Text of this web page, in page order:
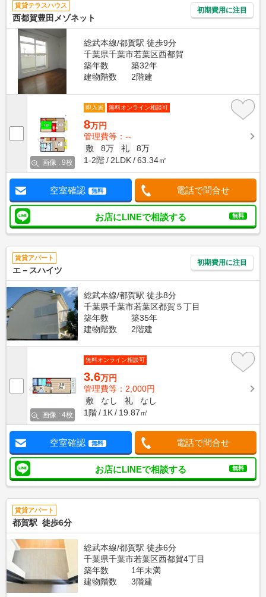
賃貸テラスハウス
西都賀豊田メゾネット
初期費用に注目
総武本線/都賀駅 徒歩9分
千葉県千葉市若葉区西都賀
築年数
築32年
建物階数
2階建
画像 : 9枚
即入居 無料オンライン相談可
8万円
管理費等：--
敷
8万 礼
8万
1-2階
2LDK 63.34㎡
空室確認 無料 電話で問合せ
お店にLINEで相談する 無料
賃貸アパート
エ－スハイツ
初期費用に注目
総武本線/都賀駅 徒歩8分
千葉県千葉市若葉区都賀５丁目
築年数
築35年
建物階数
2階建
画像 : 4枚
無料オンライン相談可
3.6万円
管理費等：2,000円
敷
なし 礼
なし
1階
1K 19.87㎡
空室確認 無料 電話で問合せ
お店にLINEで相談する 無料
賃貸アパート
都賀駅 徒歩6分
総武本線/都賀駅 徒歩6分
千葉県千葉市若葉区西都賀4丁目
築年数
1年未満
建物階数
3階建